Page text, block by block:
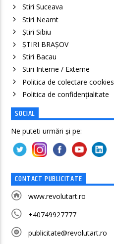
Stiri Suceava
Stiri Neamt
Știri Sibiu
ȘTIRI BRAȘOV
Stiri Bacau
Stiri Interne / Externe
Politica de colectare cookies
Politica de confidenţialitate
SOCIAL
Ne puteti urmări și pe:
CONTACT PUBLICITATE
www.revolutart.ro
+40749927777
publicitate@revolutart.ro